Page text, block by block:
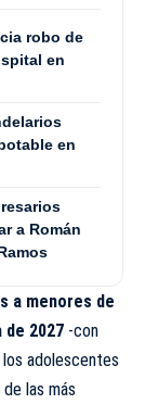
robo de
en
en
a Román
a menores de
de 2027 -con
adolescentes
las más